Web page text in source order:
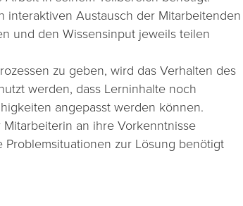
interaktiven Austausch der Mitarbeitenden
und den Wissensinput jeweils teilen
zu geben, wird das Verhalten des
werden, dass Lerninhalte noch
angepasst werden können.
an ihre Vorkenntnisse
zur Lösung benötigt